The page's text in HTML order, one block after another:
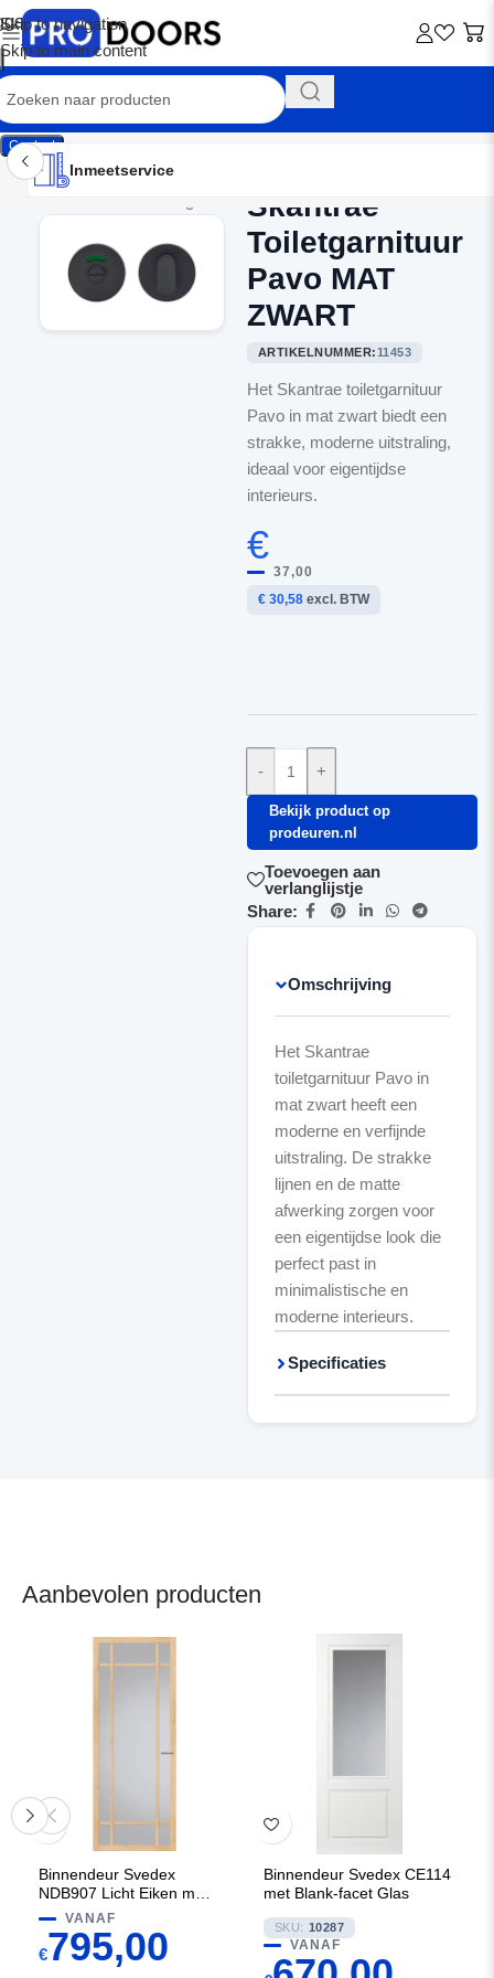
Skip to navigation
Skip to main content
Contact
Inmeetservice
Montageservice
Advies op maat
Showroom
Inmeetservice
Skantrae
Toiletgarnituur
Pavo MAT
ZWART
ARTIKELNUMMER:11453
Het Skantrae toiletgarnituur
Pavo in mat zwart biedt een
strakke, moderne uitstraling,
ideaal voor eigentijdse
interieurs.
€
37,00
€ 30,58excl. BTW
- +
Bekijk product op
prodeuren.nl
Toevoegen aan
verlanglijstje
Share:
Omschrijving
Het Skantrae
toiletgarnituur Pavo in
mat zwart heeft een
moderne en verfijnde
uitstraling. De strakke
lijnen en de matte
afwerking zorgen voor
een eigentijdse look die
perfect past in
minimalistische en
moderne interieurs.
Specificaties
Aanbevolen producten
Binnendeur Svedex
NDB907 Licht Eiken met
Blank glas
VANAF
€795,00
Binnendeur Svedex CE114
met Blank-facet Glas
SKU: 10287
VANAF